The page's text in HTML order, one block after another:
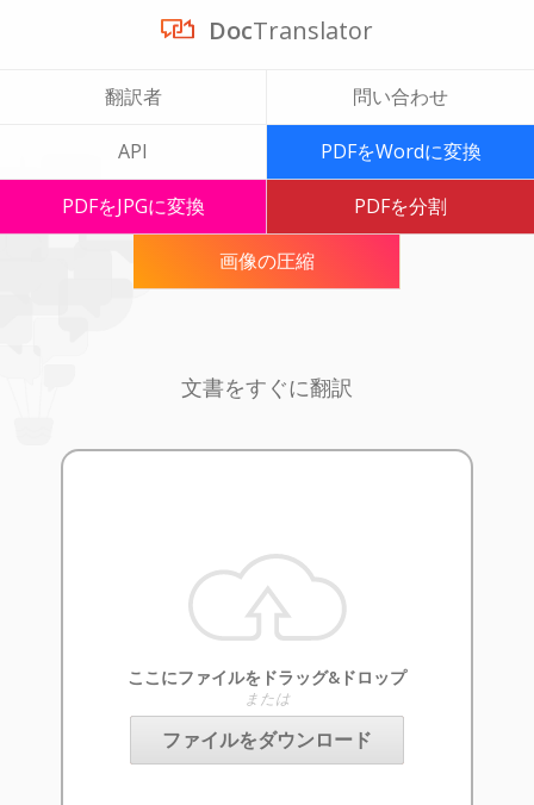
DocTranslator
翻訳者 問い合わせ
API PDFをWordに変換
PDFをJPGに変換 PDFを分割
画像の圧縮
文書をすぐに翻訳
ここにファイルをドラッグ&ドロップ
または
ファイルをダウンロード